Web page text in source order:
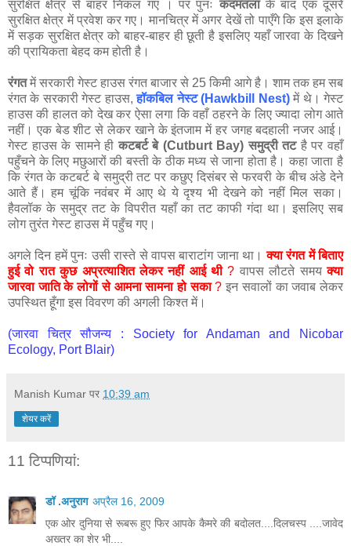
सुरक्षित क्षेत्र से बाहर निकल गए । पर पुनःकदमतलाके बाद एक दूसरे
सुरक्षित क्षेत्र में प्रवेश कर गए। मानचित्र में अगर देखें तो पाएँगे कि इस इलाके
में सड़क सुरक्षित क्षेत्र को बाहर-बाहर ही छूती है इसलिए यहाँ जारवा के दिखने
की प्रायिकता बेहद कम होती है।
रंगतमें सरकारी गेस्ट हाउस रंगत बाजार से 25 किमी आगे है। शाम तक हम सब
रंगत के सरकारी गेस्ट हाउस,हॉकबिल नेस्ट (Hawkbill Nest)में थे। गेस्ट
हाउस की हालत को देख कर ऐसा लगा कि वहाँ ठहरने के लिए ज्यादा लोग आते
नहीं। एक बेड शीट से लेकर खाने के इंतजाम में हर जगह बदहाली नजर आई।
गेस्ट हाउस के सामने हीकटबर्ट बे (Cutburt Bay) समुद्री तटहै पर वहाँ
पहुँचने के लिए मछुआरों की बस्ती के ठीक मध्य से जाना होता है। कहा जाता है
कि रंगत के कटबर्ट बे समुद्री तट पर कछुए दिसंबर से फरवरी के बीच अंडे देने
आते हैं। हम चूंकि नवंबर में आए थे ये दृश्य भी देखने को नहीं मिल सका।
हैवलॉक के समुद्र तट के विपरीत यहाँ का तट काफी गंदा था। इसलिए सब
लोग तुरंत गेस्ट हाउस में पहुँच गए।
अगले दिन हमें पुनः उसी रास्ते से वापस बाराटांग जाना था।क्या रंगत में बिताए
हुई वो रात कुछ अप्रत्याशित लेकर नहीं आई थी? वापस लौटते समयक्या
जारवा जाति के लोगों से आमना सामना हो सका? इन सवालों का जवाब लेकर
उपस्थित हूँगा इस विवरण की अगली किश्त में।
(जारवा चित्र सौजन्य : Society for Andaman and Nicobar
Ecology, Port Blair)
Manish Kumar पर 10:39 am
शेयर करें
11 टिप्‍पणियां:
डॉ .अनुराग अप्रैल 16, 2009
एक ओर दुनिया से रूबरू हुए फिर आपके कैमरे की बदोलत....दिलचस्प ....जावेद
अख्तर का शेर भी....